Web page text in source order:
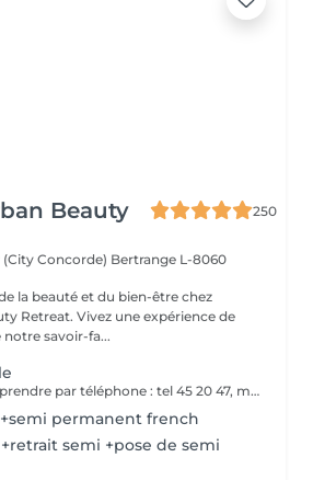
Beauty
250
Concorde) Bertrange L-8060
la beauté et du bien-être chez
Retreat. Vivez une expérience de
savoir-fa...
Ce rendez-vous est à prendre par téléphone : tel 45 20 47, merci
permanent french
semi +pose de semi